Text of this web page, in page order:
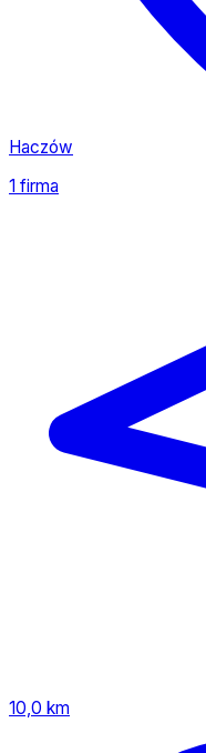
Haczów
1 firma
10,0 km